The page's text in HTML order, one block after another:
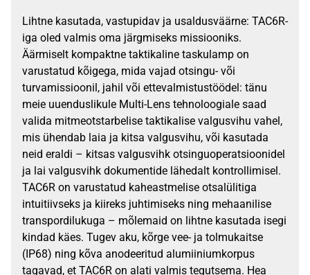
Lihtne kasutada, vastupidav ja usaldusväärne: TAC6R-
iga oled valmis oma järgmiseks missiooniks.
Äärmiselt kompaktne taktikaline taskulamp on
varustatud kõigega, mida vajad otsingu- või
turvamissioonil, jahil või ettevalmistustöödel: tänu
meie uuenduslikule Multi-Lens tehnoloogiale saad
valida mitmeotstarbelise taktikalise valgusvihu vahel,
mis ühendab laia ja kitsa valgusvihu, või kasutada
neid eraldi – kitsas valgusvihk otsinguoperatsioonidel
ja lai valgusvihk dokumentide lähedalt kontrollimisel.
TAC6R on varustatud kaheastmelise otsalülitiga
intuitiivseks ja kiireks juhtimiseks ning mehaanilise
transpordilukuga – mõlemaid on lihtne kasutada isegi
kindad käes. Tugev aku, kõrge vee- ja tolmukaitse
(IP68) ning kõva anodeeritud alumiiniumkorpus
tagavad, et TAC6R on alati valmis tegutsema. Hea